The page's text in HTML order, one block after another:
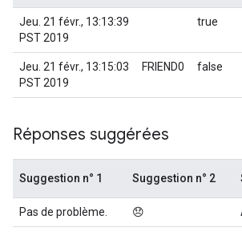
Jeu. 21 févr., 13:13:39
PST 2019
true
Jeu. 21 févr., 13:15:03
PST 2019
FRIEND0 false
Réponses suggérées
Suggestion n° 1 Suggestion n° 2
Pas de problème. 😞